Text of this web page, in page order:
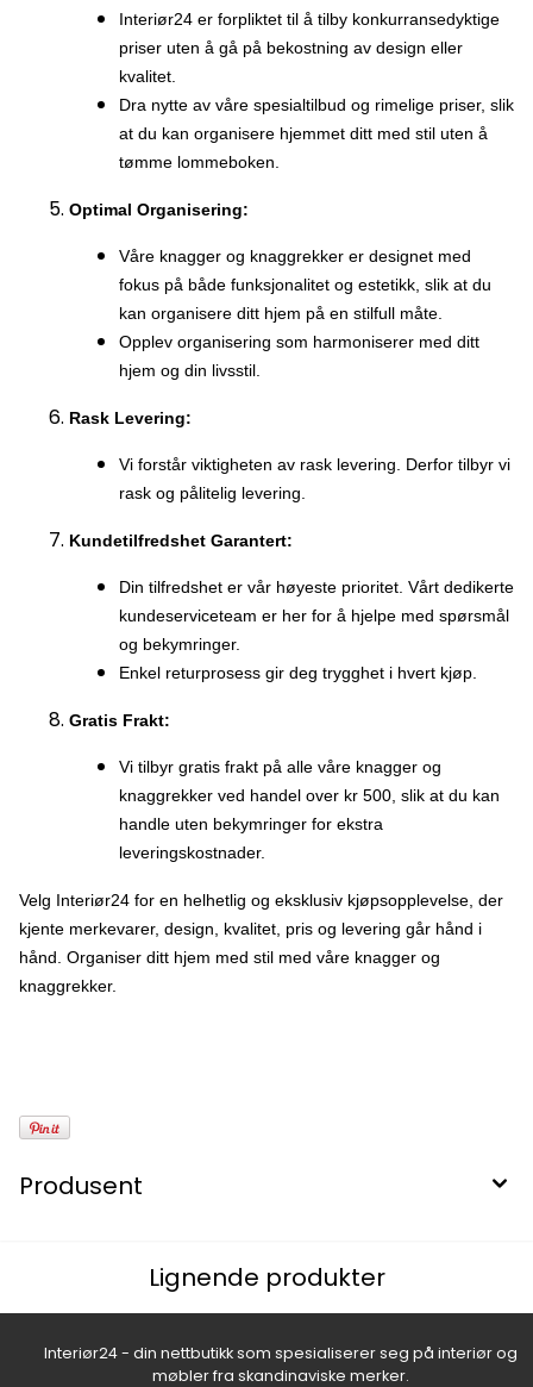
Interiør24 er forpliktet til å tilby konkurransedyktige
priser uten å gå på bekostning av design eller
kvalitet.
Dra nytte av våre spesialtilbud og rimelige priser, slik
at du kan organisere hjemmet ditt med stil uten å
tømme lommeboken.
Optimal Organisering:
Våre knagger og knaggrekker er designet med
fokus på både funksjonalitet og estetikk, slik at du
kan organisere ditt hjem på en stilfull måte.
Opplev organisering som harmoniserer med ditt
hjem og din livsstil.
Rask Levering:
Vi forstår viktigheten av rask levering. Derfor tilbyr vi
rask og pålitelig levering.
Kundetilfredshet Garantert:
Din tilfredshet er vår høyeste prioritet. Vårt dedikerte
kundeserviceteam er her for å hjelpe med spørsmål
og bekymringer.
Enkel returprosess gir deg trygghet i hvert kjøp.
Gratis Frakt:
Vi tilbyr gratis frakt på alle våre knagger og
knaggrekker ved handel over kr 500, slik at du kan
handle uten bekymringer for ekstra
leveringskostnader.
Velg Interiør24 for en helhetlig og eksklusiv kjøpsopplevelse, der
kjente merkevarer, design, kvalitet, pris og levering går hånd i
hånd. Organiser ditt hjem med stil med våre knagger og
knaggrekker.
Produsent
Lignende produkter
Interiør24 - din nettbutikk som spesialiserer seg på interiør og
møbler fra skandinaviske merker.